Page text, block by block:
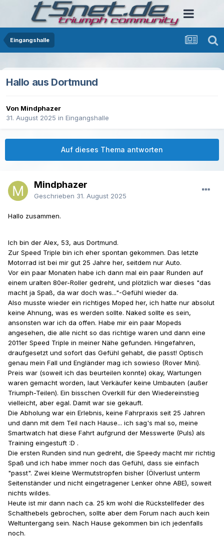
Eingangshalle
Hallo aus Dortmund
Von Mindphazer
31. August 2025 in Eingangshalle
Auf dieses Thema antworten
Mindphazer
Geschrieben 31. August 2025
Hallo zusammen.
Ich bin der Alex, 53, aus Dortmund.
Zur Speed Triple bin ich eher spontan gekommen. Das letzte
Motorrad ist bei mir gut 25 Jahre her, seitdem nur Auto.
Vor ein paar Monaten habe ich dann mal ein paar Runden auf
einem uralten 80er-Roller gedreht, und plötzlich war dieses "das
macht ja Spaß, da war doch was..."-Gefühl wieder da.
Also musste wieder ein richtiges Moped her, ich hatte nur absolut
keine Ahnung, was es werden sollte. Naked sollte es sein,
ansonsten war ich da offen. Habe mir ein paar Mopeds
angesehen, die alle nicht so das richtige waren und dann eine
2011er Speed Triple in meiner Nähe gefunden. Hingefahren,
draufgesetzt und sofort das Gefühl gehabt, die passt! Optisch
genau mein Fall und Engländer mag ich sowieso (Rover Mini).
Preis war (soweit ich das beurteilen konnte) okay, Wartungen
waren gemacht worden, laut Verkäufer keine Umbauten (außer
Triumph-Teilen). Ein bisschen Overkill für den Wiedereinstieg
vielleicht, aber egal. Damit war sie gekauft.
Die Abholung war ein Erlebnis, keine Fahrpraxis seit 25 Jahren
und dann mit dem Teil nach Hause... ich sag's mal so, meine
Smartwatch hat diese Fahrt aufgrund der Messwerte (Puls) als
Training eingestuft :D .
Die ersten Runden sind nun gedreht, die Speedy macht mir richtig
Spaß und ich habe immer noch das Gefühl, dass sie einfach
"passt". Zwei kleine Wermutstropfen bisher (Ölverlust unterm
Seitenständer und nicht eingetragener Lenker ohne ABE), soweit
nichts wildes.
Heute ist mir dann nach ca. 25 km wohl die Rückstellfeder des
Schalthebels gebrochen, sollte aber dem Forum nach auch kein
Weltuntergang sein. Nach Hause gekommen bin ich jedenfalls
noch.